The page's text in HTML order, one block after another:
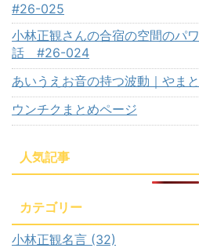
#26-025
小林正観さんの合宿の空間のパ
話 #26-024
あいうえお音の持つ波動｜や
ウンチクまとめページ
人気記事
カテゴリー
小林正観名言 (32)